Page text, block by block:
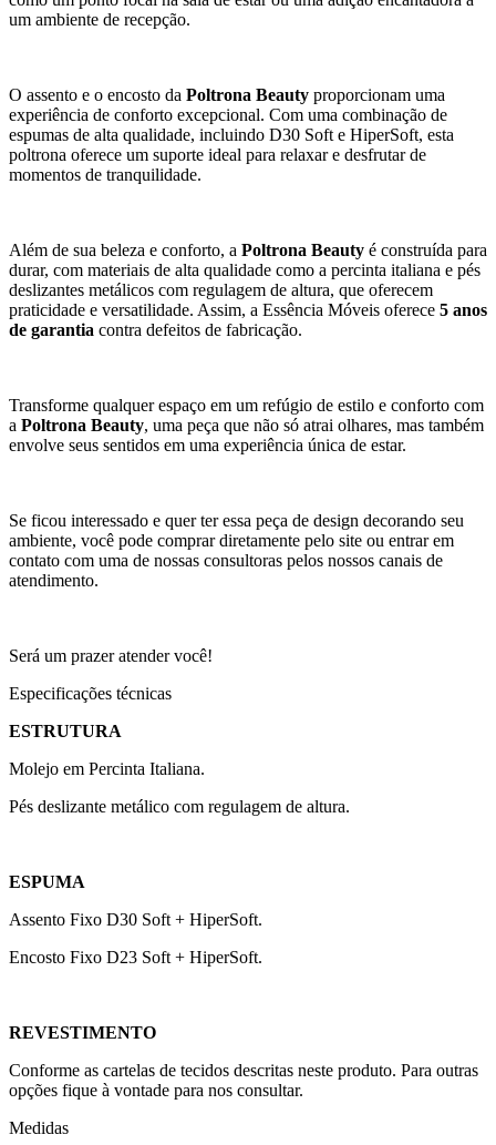
um ambiente de recepção.
O assento e o encosto da Poltrona Beauty proporcionam uma
experiência de conforto excepcional. Com uma combinação de
espumas de alta qualidade, incluindo D30 Soft e HiperSoft, esta
poltrona oferece um suporte ideal para relaxar e desfrutar de
momentos de tranquilidade.
Além de sua beleza e conforto, a Poltrona Beauty é construída para
durar, com materiais de alta qualidade como a percinta italiana e pés
deslizantes metálicos com regulagem de altura, que oferecem
praticidade e versatilidade. Assim, a Essência Móveis oferece 5 anos
de garantia contra defeitos de fabricação.
Transforme qualquer espaço em um refúgio de estilo e conforto com
a Poltrona Beauty, uma peça que não só atrai olhares, mas também
envolve seus sentidos em uma experiência única de estar.
Se ficou interessado e quer ter essa peça de design decorando seu
ambiente, você pode comprar diretamente pelo site ou entrar em
contato com uma de nossas consultoras pelos nossos canais de
atendimento.
Será um prazer atender você!
Especificações técnicas
ESTRUTURA
Molejo em Percinta Italiana.
Pés deslizante metálico com regulagem de altura.
ESPUMA
Assento Fixo D30 Soft + HiperSoft.
Encosto Fixo D23 Soft + HiperSoft.
REVESTIMENTO
Conforme as cartelas de tecidos descritas neste produto. Para outras
opções fique à vontade para nos consultar.
Medidas